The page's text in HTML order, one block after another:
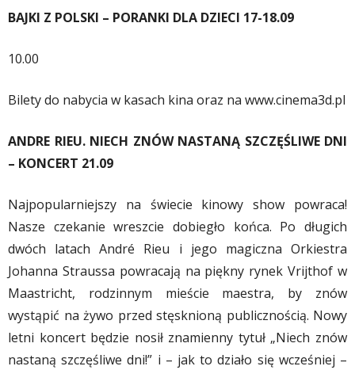
BAJKI Z POLSKI – PORANKI DLA DZIECI 17-18.09
10.00
Bilety do nabycia w kasach kina oraz na www.cinema3d.pl
ANDRE RIEU. NIECH ZNÓW NASTANĄ SZCZĘŚLIWE DNI
– KONCERT 21.09
Najpopularniejszy na świecie kinowy show powraca!
Nasze czekanie wreszcie dobiegło końca. Po długich
dwóch latach André Rieu i jego magiczna Orkiestra
Johanna Straussa powracają na piękny rynek Vrijthof w
Maastricht, rodzinnym mieście maestra, by znów
wystąpić na żywo przed stęsknioną publicznością. Nowy
letni koncert będzie nosił znamienny tytuł „Niech znów
nastaną szczęśliwe dni!” i – jak to działo się wcześniej –